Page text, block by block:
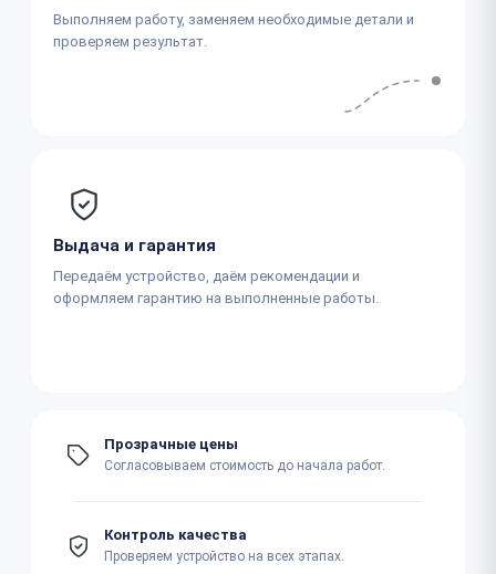
Выполняем работу, заменяем необходимые детали и
проверяем результат.
Выдача и гарантия
Передаём устройство, даём рекомендации и
оформляем гарантию на выполненные работы.
Прозрачные цены
Согласовываем стоимость до начала работ.
Контроль качества
Проверяем устройство на всех этапах.